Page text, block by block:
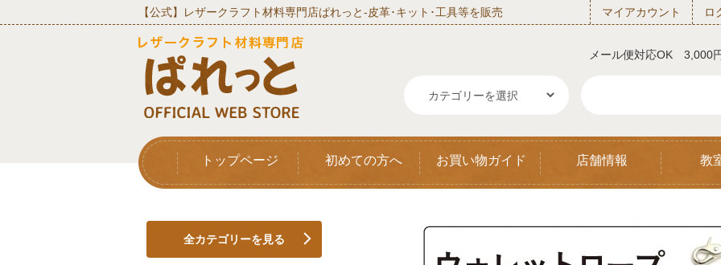
【公式】レザークラフト材料専門店ぱれっと‐皮革･キット･工具等を販売 マイアカウント ロ
メール便対応OK 3,000
トップページ 初めての方へ お買い物ガイド 店舗情報 教
全カテゴリーを見る